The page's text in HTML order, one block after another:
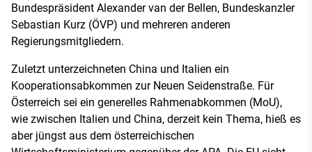
Bundespräsident Alexander van der Bellen, Bundeskanzler
Sebastian Kurz (ÖVP) und mehreren anderen
Regierungsmitgliedern.
Zuletzt unterzeichneten China und Italien ein
Kooperationsabkommen zur Neuen Seidenstraße. Für
Österreich sei ein generelles Rahmenabkommen (MoU),
wie zwischen Italien und China, derzeit kein Thema, hieß es
aber jüngst aus dem österreichischen